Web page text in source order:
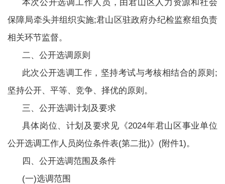
本次公开选调工作人员，由君山区人力资源和社会
保障局牵头并组织实施;君山区驻政府办纪检监察组负责
相关环节监督。
二、公开选调原则
此次公开选调工作，坚持考试与考核相结合的原则;
坚持公开、平等、竞争、择优的原则。
三、公开选调计划及要求
具体岗位、计划及要求见《2024年君山区事业单位
公开选调工作人员岗位条件表(第二批)》(附件1)。
四、公开选调范围及条件
(一)选调范围